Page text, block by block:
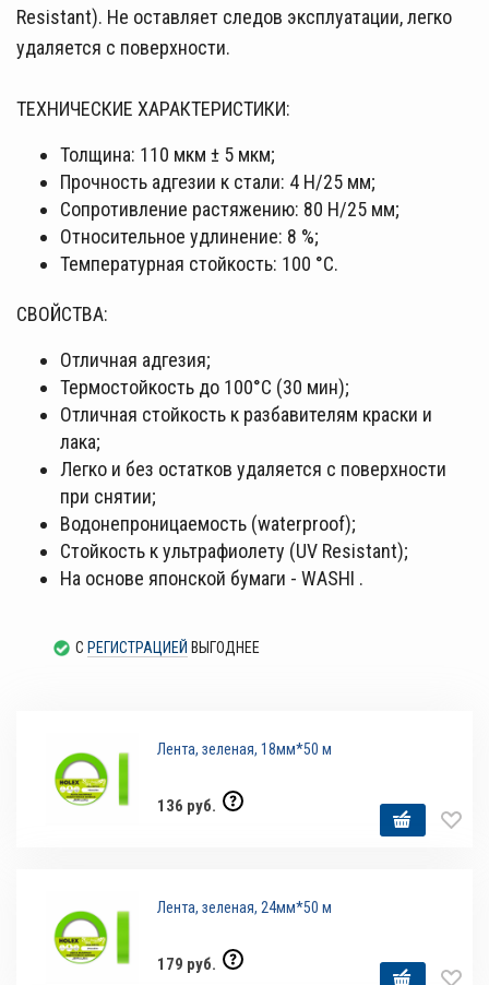
Resistant). Не оставляет следов эксплуатации, легко
удаляется с поверхности.
ТЕХНИЧЕСКИЕ ХАРАКТЕРИСТИКИ:
Толщина: 110 мкм ± 5 мкм;
Прочность адгезии к стали: 4 Н/25 мм;
Сопротивление растяжению: 80 Н/25 мм;
Относительное удлинение: 8 %;
Температурная стойкость: 100 °C.
СВОЙСТВА:
Отличная адгезия;
Термостойкость до 100°С (30 мин);
Отличная стойкость к разбавителям краски и
лака;
Легко и без остатков удаляется с поверхности
при снятии;
Водонепроницаемость (waterproof);
Стойкость к ультрафиолету (UV Resistant);
На основе японской бумаги - WASHI .
С РЕГИСТРАЦИЕЙ ВЫГОДНЕЕ
Лента, зеленая, 18мм*50 м
136 руб.
Лента, зеленая, 24мм*50 м
179 руб.